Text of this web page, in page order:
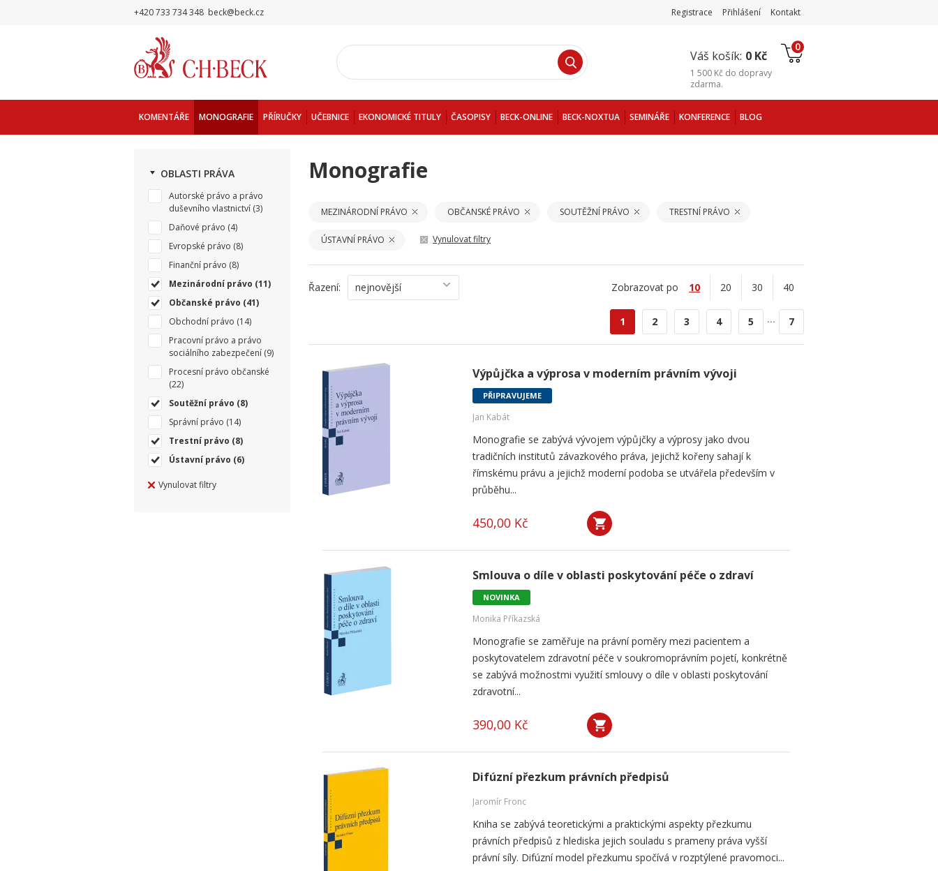
+420 733 734 348 beck@beck.cz Registrace Přihlášení Kontakt
Váš košík: 0 Kč
0
1 500 Kč do dopravy
zdarma.
KOMENTÁŘE MONOGRAFIE PŘÍRUČKY UČEBNICE EKONOMICKÉ TITULY ČASOPISY BECK-ONLINE BECK-NOXTUA SEMINÁŘE KONFERENCE BLOG
OBLASTI PRÁVA
Autorské právo a právo
duševního vlastnictví (3)
Daňové právo (4)
Evropské právo (8)
Finanční právo (8)
Mezinárodní právo (11)
Občanské právo (41)
Obchodní právo (14)
Pracovní právo a právo
sociálního zabezpečení (9)
Procesní právo občanské
(22)
Soutěžní právo (8)
Správní právo (14)
Trestní právo (8)
Ústavní právo (6)
Vynulovat filtry
Monografie
MEZINÁRODNÍ PRÁVO OBČANSKÉ PRÁVO SOUTĚŽNÍ PRÁVO TRESTNÍ PRÁVO
ÚSTAVNÍ PRÁVO Vynulovat filtry
Řazení: nejnovější Zobrazovat po 10 20 30 40
1 2 3 4 5 ... 7
Výpůjčka a výprosa v moderním právním vývoji
PŘIPRAVUJEME
Jan Kabát
Monografie se zabývá vývojem výpůjčky a výprosy jako dvou
tradičních institutů závazkového práva, jejichž kořeny sahají k
římskému právu a jejichž moderní podoba se utvářela především v
průběhu...
450,00 Kč
Smlouva o díle v oblasti poskytování péče o zdraví
NOVINKA
Monika Příkazská
Monografie se zaměřuje na právní poměry mezi pacientem a
poskytovatelem zdravotní péče v soukromoprávním pojetí, konkrétně
se zabývá možnostmi využití smlouvy o díle v oblasti poskytování
zdravotní...
390,00 Kč
Difúzní přezkum právních předpisů
Jaromír Fronc
Kniha se zabývá teoretickými a praktickými aspekty přezkumu
právních předpisů z hlediska jejich souladu s prameny práva vyšší
právní síly. Difúzní model přezkumu spočívá v rozptýlené pravomoci...